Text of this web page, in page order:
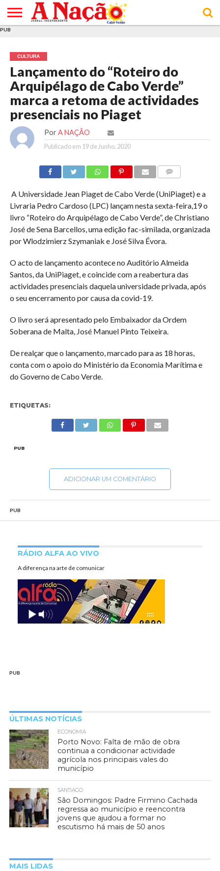
E DE
COOKIES
DE
UTILIZAÇÃO
PUB
CULTURA
Lançamento do “Roteiro do
Arquipélago de Cabo Verde”
marca a retoma de actividades
presenciais no Piaget
Por A NAÇÃO
Publicado em 19 de Junho, 2020
A Universidade Jean Piaget de Cabo Verde (UniPiaget) e a
Livraria Pedro Cardoso (LPC) lançam nesta sexta-feira,19 o
livro “Roteiro do Arquipélago de Cabo Verde”, de Christiano
José de Sena Barcellos, uma edição fac-similada, organizada
por Wlodzimierz Szymaniak e José Silva Évora.
O acto de lançamento acontece no Auditório Almeida
Santos, da UniPiaget, e coincide com a reabertura das
actividades presenciais daquela universidade privada, após
o seu encerramento por causa da covid-19.
O livro será apresentado pelo Embaixador da Ordem
Soberana de Malta, José Manuel Pinto Teixeira.
De realçar que o lançamento, marcado para as 18 horas,
conta com o apoio do Ministério da Economia Marítima e
do Governo de Cabo Verde.
ETIQUETAS:
PUB
ADICIONAR UM COMENTÁRIO
PUB
RÁDIO ALFA AO VIVO
A diferença na arte de comunicar
PUB
ÚLTIMAS NOTÍCIAS
ECONOMIA
Porto Novo: Falta de mão de obra
continua a condicionar actividade
agrícola nos principais vales do
município
SANTIAGO
São Domingos: Padre Firmino Cachada
regressa ao município e reencontra
jovens que ajudou a formar no
escutismo há mais de 50 anos
MAIS LIDAS